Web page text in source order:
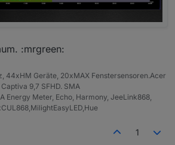
:mrgreen:
44xHM Geräte, 20xMAX Fenstersensoren.Acer
9,7 SFHD. SMA
Energy Meter, Echo, Harmony, JeeLink868,
1